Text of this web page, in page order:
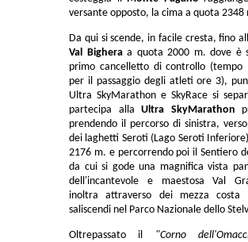
versante opposto, la cima a quota 2348
Da qui si scende, in facile cresta, fino
Val Bigheraa quota 2000 m. dove è
primo cancelletto di controllo (tempo
per il passaggio degli atleti ore 3),
Ultra SkyMarathon e SkyRace si
partecipa alla Ultra SkyMarathon
prendendo il percorso di sinistra,
dei laghetti Seroti (Lago Seroti
2176 m. e percorrendo poi il Sentiero
da cui si gode una magnifica vista
dell'incantevole e maestosa Val
inoltra attraverso dei mezza costa
saliscendi nel Parco Nazionale dello
Oltrepassato il "Corno